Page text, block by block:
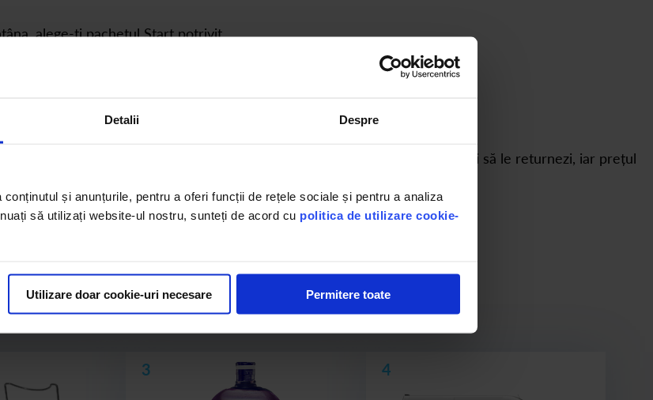
Detalii Despre
și anunțurile, pentru a oferi funcții de rețele sociale și pentru a analiza
să utilizați website-ul nostru, sunteți de acord cu politica de utilizare cookie-
Utilizare doar cookie-uri necesare Permitere toate
alege-ți pachetul Start potrivit.
indicat de tine în comandă. Indică-ne numărul de sticle goale pe care vrei să le returnezi, iar prețul
funcționează Pachetele Start & Refill
un pachet start, urmeaza pașii 3 și 4,dacă nu, începi de la pasul 1.
3 4